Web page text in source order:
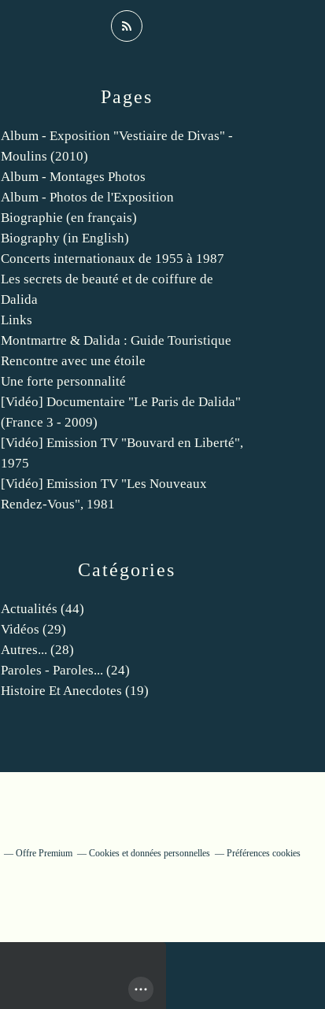
Catégories
Actualités (44)
Vidéos (29)
Autres... (28)
Paroles - Paroles... (24)
Histoire Et Anecdotes (19)
Pages
Album - Exposition "Vestiaire de Divas" -
Moulins (2010)
Album - Montages Photos
Album - Photos de l'Exposition
Biographie (en français)
Biography (in English)
Concerts internationaux de 1955 à 1987
Les secrets de beauté et de coiffure de
Dalida
Links
Montmartre & Dalida : Guide Touristique
Rencontre avec une étoile
Une forte personnalité
[Vidéo] Documentaire "Le Paris de Dalida"
(France 3 - 2009)
[Vidéo] Emission TV "Bouvard en Liberté",
1975
[Vidéo] Emission TV "Les Nouveaux
Rendez-Vous", 1981
Offre Premium Cookies et données personnelles Préférences cookies